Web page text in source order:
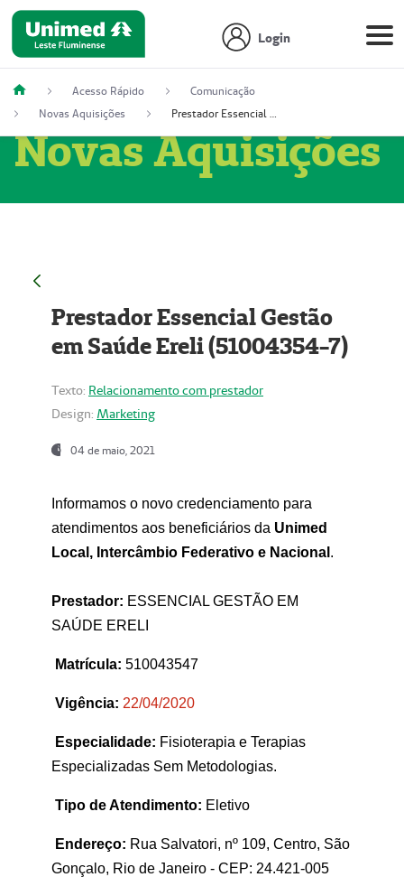
Login
Acesso Rápido
Comunicação
Novas Aquisições
Prestador Essencial Gestão em Saúde Ereli (51004354-7)
Novas Aquisições
Prestador Essencial Gestão
em Saúde Ereli (51004354-7)
Texto: Relacionamento com prestador
Design: Marketing
04 de maio, 2021
Informamos o novo credenciamento para
atendimentos aos beneficiários da Unimed
Local, Intercâmbio Federativo e Nacional .
Prestador: ESSENCIAL GESTÃO EM
SAÚDE ERELI
Matrícula: 510043547
Vigência: 22/04/2020
Especialidade: Fisioterapia e Terapias
Especializadas Sem Metodologias.
Tipo de Atendimento: Eletivo
Endereço: Rua Salvatori, nº 109, Centro, São
Gonçalo, Rio de Janeiro - CEP: 24.421-005